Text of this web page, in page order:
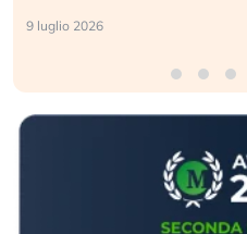
9 luglio 2026